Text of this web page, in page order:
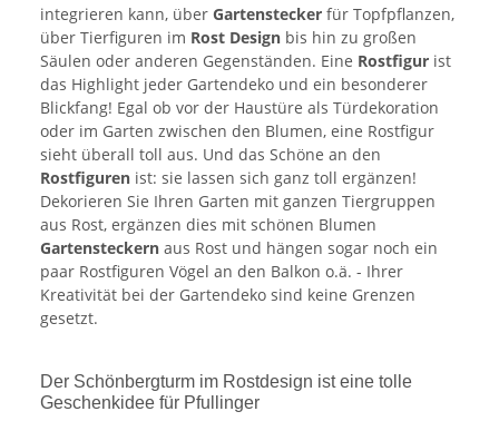
integrieren kann, über Gartenstecker für Topfpflanzen,
über Tierfiguren im Rost Design bis hin zu großen
Säulen oder anderen Gegenständen. Eine Rostfigur ist
das Highlight jeder Gartendeko und ein besonderer
Blickfang! Egal ob vor der Haustüre als Türdekoration
oder im Garten zwischen den Blumen, eine Rostfigur
sieht überall toll aus. Und das Schöne an den
Rostfiguren ist: sie lassen sich ganz toll ergänzen!
Dekorieren Sie Ihren Garten mit ganzen Tiergruppen
aus Rost, ergänzen dies mit schönen Blumen
Gartensteckern aus Rost und hängen sogar noch ein
paar Rostfiguren Vögel an den Balkon o.ä. - Ihrer
Kreativität bei der Gartendeko sind keine Grenzen
gesetzt.
Der Schönbergturm im Rostdesign ist eine tolle
Geschenkidee für Pfullinger